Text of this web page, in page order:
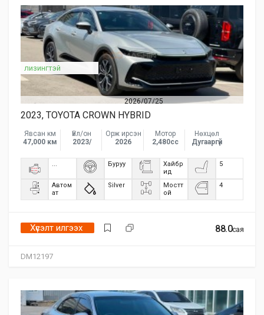
2026/07/25
DM12197
лизингтэй
2023, TOYOTA CROWN HYBRID
Явсан км
47,000 км
Үйл/он
2023/
Орж ирсэн
2026
Мотор
2,480сс
Нөхцөл
Дугааргүй
... Буруу
Хайбр
ид
5
Автом
ат
Silver
Мостт
ой
4
88.0сая
Хүсэлт илгээх